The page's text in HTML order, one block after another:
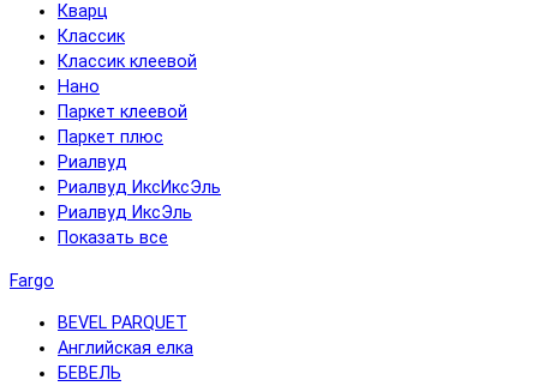
Кварц
Классик
Классик клеевой
Нано
Паркет клеевой
Паркет плюс
Риалвуд
Риалвуд ИксИксЭль
Риалвуд ИксЭль
Показать все
Fargo
BEVEL PARQUET
Английская елка
БЕВЕЛЬ